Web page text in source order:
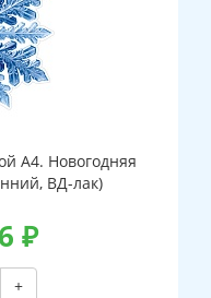
А4. Новогодняя
ВД-лак)
₽
+